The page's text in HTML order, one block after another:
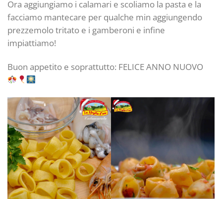
Ora aggiungiamo i calamari e scoliamo la pasta e la
facciamo mantecare per qualche min aggiungendo
prezzemolo tritato e i gamberoni e infine
impiattiamo!
Buon appetito e soprattutto: FELICE ANNO NUOVO